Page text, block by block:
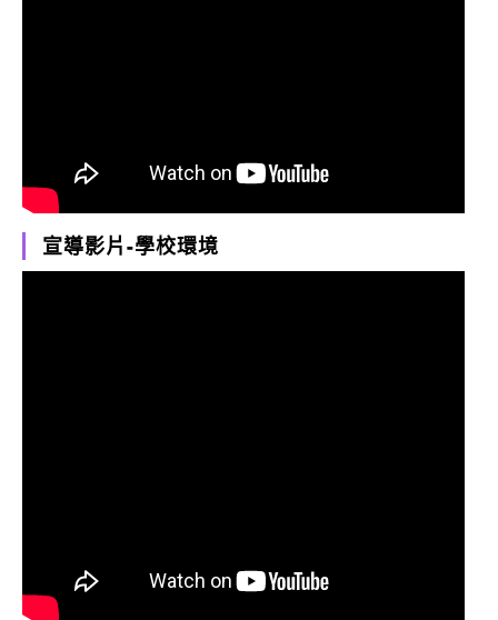
宣導影片-學校環境